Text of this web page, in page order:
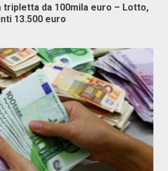
tripletta da 100mila euro – Lotto,
13.500 euro